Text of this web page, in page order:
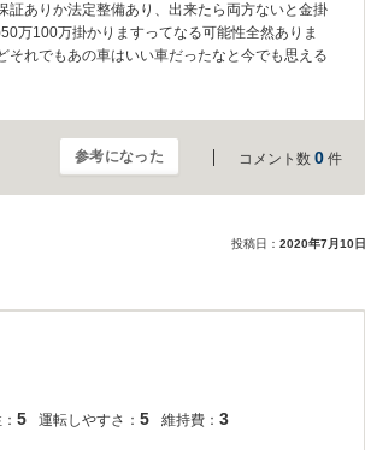
証ありか法定整備あり、出来たら両方ないと金掛
万100万掛かりますってなる可能性全然ありま
れでもあの車はいい車だったなと今でも思える
参考になった コメント数 0 件
投稿日： 2020年7月10日
5 運転しやすさ： 5 維持費： 3